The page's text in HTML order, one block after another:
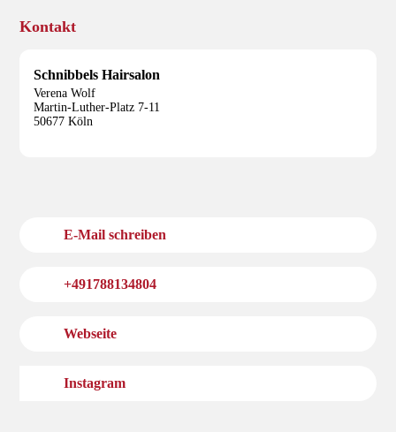
Kontakt
Schnibbels Hairsalon
Verena Wolf
Martin-Luther-Platz 7-11
50677 Köln
E-Mail schreiben
+491788134804
Webseite
Instagram